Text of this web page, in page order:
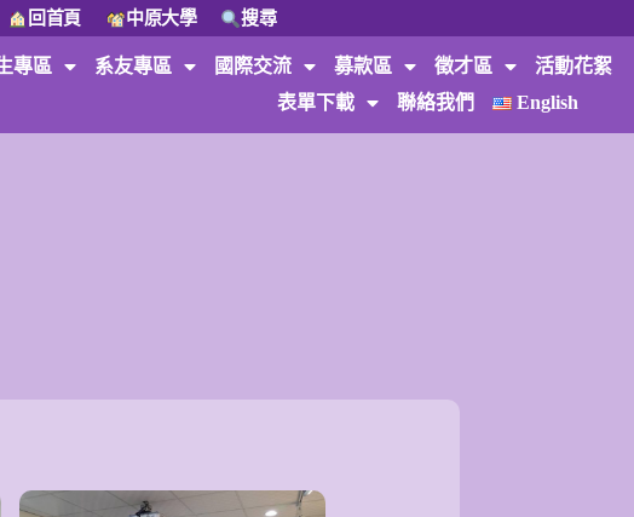
回首頁 中原大學 搜尋
專區 系友專區 國際交流 募款區 徵才區
活動花絮
表單下載
聯絡我們 English